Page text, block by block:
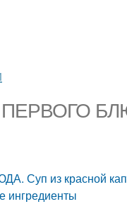
ПЕРВОГО
Суп из красной
ингредиенты